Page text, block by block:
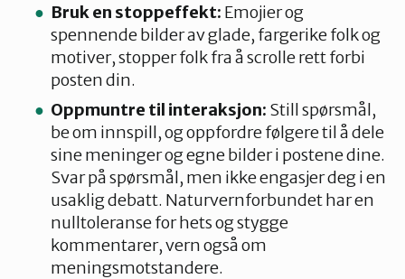
Bruk en stoppeffekt: Emojier og
spennende bilder av glade, fargerike folk og
motiver, stopper folk fra å scrolle rett forbi
posten din.
Oppmuntre til interaksjon: Still spørsmål,
be om innspill, og oppfordre følgere til å dele
sine meninger og egne bilder i postene dine.
Svar på spørsmål, men ikke engasjer deg i en
usaklig debatt. Naturvernforbundet har en
nulltoleranse for hets og stygge
kommentarer, vern også om
meningsmotstandere.